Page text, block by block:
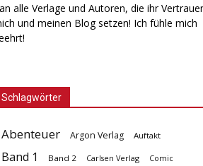
alle Verlage und Autoren, die ihr
und meinen Blog setzen! Ich fühle mich
Schlagwörter
Abenteuer Argon Verlag Auftakt
Band 1 Band 2 Carlsen Verlag Comic